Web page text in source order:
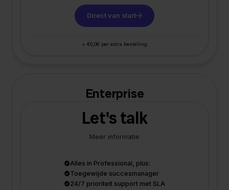
Direct van start
+ €0,06 per extra bestelling
Enterprise
Let's talk
Meer informatie
Alles in Professional, plus:
Toegewijde succesmanager
24/7 prioriteit support met SLA